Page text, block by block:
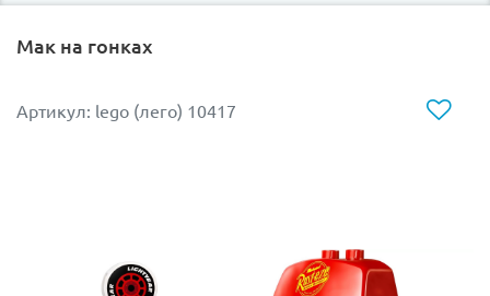
выроет большой.
Разыгрывайте с ребенком ситуации на строительстве
строительство!
Мак на гонках
Артикул: lego (лего) 10417